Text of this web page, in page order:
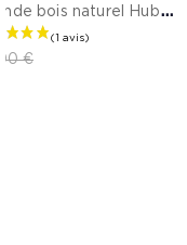
T
able basse ronde bois naturel Hubsch - Sine
€